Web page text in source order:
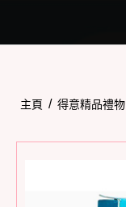
主頁 / 得意精品禮物